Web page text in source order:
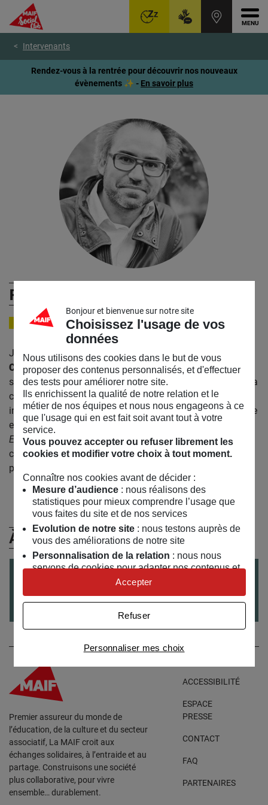
contenu
page
Intervenants
Rendez-vous à la rentrée pour découvrir nos nouveaux
évènements ✨ - En savoir plus
Renaud Charles
JOURNALISTE
Journaliste depuis le début des années 2000,
CHARLESa notamment été correspondant à Kaboul. Il
s’intéresse depuis une dizaine d’années au Grand Paris et a
co-créé en 2013Enlarge your Paris, média en ligne
indépendant qui porte une attention particulière à la culture
et à ce qu’il se passe au-delà du périphérique. En 2018,
Enlarge your Paris a publié avec les Magasins généraux,
centre de création à Pantin, le Guide des Grands Parisiens,
premier guide culturel sur le Grand Paris.
À (Re)Découvrir
Voyager local, une autre façon de faire du
tourisme
leCONFÉRENCE TOUT PUBLIC
Premier assureur du monde de
l’éducation, de la culture et du secteur
associatif, La MAIF croit aux
échanges solidaires, à l’entraide et au
partage. Construisons une société
plus collaborative, pour vivre
ensemble… durablement.
ACCESSIBILITÉ
ESPACE
PRESSE
CONTACT
FAQ
PARTENAIRES
Bonjour et bienvenue sur notre site
Choisissez l'usage de vos
données
Nous utilisons des cookies dans le but de vous
proposer des contenus personnalisés, et d'effectuer
des tests pour améliorer notre site.
Ils enrichissent la qualité de notre relation et le
métier de nos équipes et nous nous engageons à ce
que l'usage qui en est fait soit avant tout à votre
service.
Vous pouvez accepter ou refuser librement les
cookies et modifier votre choix à tout moment.
Connaître nos cookies avant de décider :
Mesure d’audience: nous réalisons des
statistiques pour mieux comprendre l’usage que
vous faites du site et de nos services
Evolution de notre site: nous testons auprès de
vous des améliorations de notre site
Personnalisation de la relation : nous nous
servons de cookies pour adapter nos contenus et
personnaliser nos offres
Univers publicitaire: nous utilisons avec nos
publicités personnalisées
Personnaliser mes choix
Refuser
Accepter